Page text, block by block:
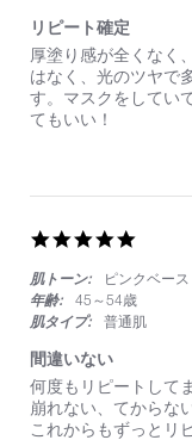
綺
麗
に
見
え
る
気
入
っ
て
い
ま
す
リピート確定
Review
by
on
30
Oct
review
stating
リ
ピ
ー
定
厚塗り感が全くなく
はなく、光のツヤで
す。マスクをしてい
てもいい！
rating
肌トーン:
ピンクベー
年齢:
45～54歳
肌タイプ:
普通肌
間違いない
Review
by
on
review
stating
間
何度もリピートして
崩れない、てからな
これからもずっとリ